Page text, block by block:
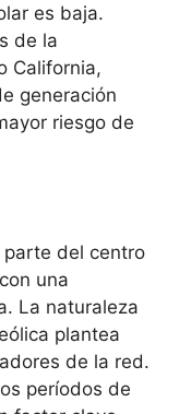
es baja.
de la
California,
generación
riesgo de
parte del centro
una
La naturaleza
plantea
de la red.
períodos de